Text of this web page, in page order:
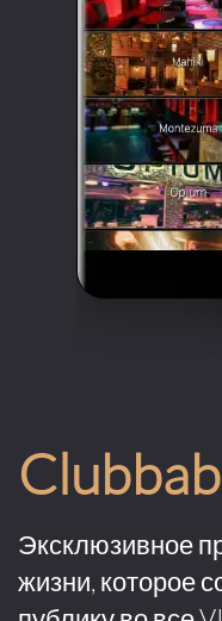
Эксклюзивное
жизни, которое